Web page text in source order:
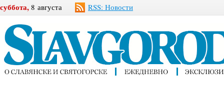
суббота, 8 августа RSS: Новости